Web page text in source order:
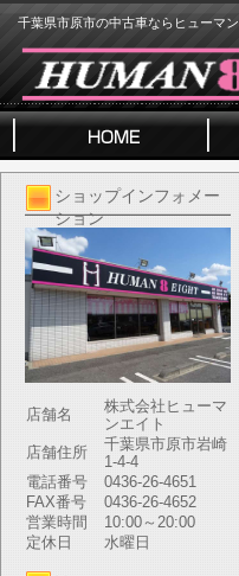
千葉県市原市の中古車ならヒューマン
ショップインフォメー
ション
店舗名
株式会社ヒューマ
ンエイト
店舗住所
千葉県市原市岩崎
1-4-4
電話番号
0436-26-4651
FAX番号
0436-26-4652
営業時間
10:00～20:00
定休日
水曜日